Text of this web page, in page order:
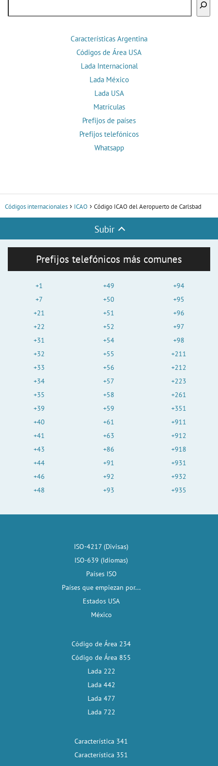
Características Argentina
Códigos de Área USA
Lada Internacional
Lada México
Lada USA
Matrículas
Prefijos de países
Prefijos telefónicos
Whatsapp
Códigos internacionales ICAO Código ICAO del Aeropuerto de Carlsbad
Subir
Prefijos telefónicos más comunes
+1
+7
+21
+22
+31
+32
+33
+34
+35
+39
+40
+41
+43
+44
+46
+48
+49
+50
+51
+52
+54
+55
+56
+57
+58
+59
+61
+63
+86
+91
+92
+93
+94
+95
+96
+97
+98
+211
+212
+223
+261
+351
+911
+912
+918
+931
+932
+935
ISO-4217 (Divisas)
ISO-639 (Idiomas)
Países ISO
Países que empiezan por...
Estados USA
México
Código de Área 234
Código de Área 855
Lada 222
Lada 442
Lada 477
Lada 722
Característica 341
Característica 351